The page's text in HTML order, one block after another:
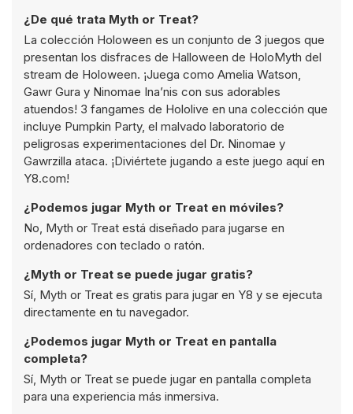
¿De qué trata Myth or Treat?
La colección Holoween es un conjunto de 3 juegos que
presentan los disfraces de Halloween de HoloMyth del
stream de Holoween. ¡Juega como Amelia Watson,
Gawr Gura y Ninomae Ina’nis con sus adorables
atuendos! 3 fangames de Hololive en una colección que
incluye Pumpkin Party, el malvado laboratorio de
peligrosas experimentaciones del Dr. Ninomae y
Gawrzilla ataca. ¡Diviértete jugando a este juego aquí en
Y8.com!
¿Podemos jugar Myth or Treat en móviles?
No, Myth or Treat está diseñado para jugarse en
ordenadores con teclado o ratón.
¿Myth or Treat se puede jugar gratis?
Sí, Myth or Treat es gratis para jugar en Y8 y se ejecuta
directamente en tu navegador.
¿Podemos jugar Myth or Treat en pantalla
completa?
Sí, Myth or Treat se puede jugar en pantalla completa
para una experiencia más inmersiva.